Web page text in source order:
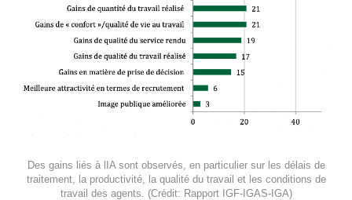
Des gains liés à lIA sont observés, en particulier sur les délais de
traitement, la productivité, la qualité du travail et les conditions de
travail des agents. (Crédit: Rapport IGF-IGAS-IGA)